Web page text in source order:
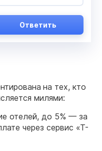
Ответить
на тех, кто
милями:
отелей, до 5% — за
через сервис «Т-